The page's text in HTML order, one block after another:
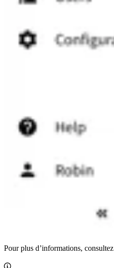
Pour plus d’informations, consultez